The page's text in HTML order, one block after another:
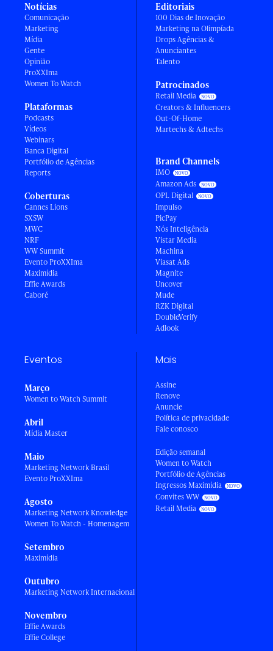
Notícias
Comunicação
Marketing
Mídia
Gente
Opinião
ProXXIma
Women To Watch
Plataformas
Podcasts
Vídeos
Webinars
Banca Digital
Portfólio de Agências
Reports
Coberturas
Cannes Lions
SXSW
MWC
NRF
WW Summit
Evento ProXXIma
Maximídia
Effie Awards
Caboré
Editoriais
100 Dias de Inovação
Marketing na Olimpíada
Drops Agências &
Anunciantes
Talento
Patrocinados
Retail Media
Creators & Influencers
Out-Of-Home
Martechs & Adtechs
Brand Channels
IMO
Amazon Ads
OPL Digital
Impulso
PicPay
Nós Inteligência
Vistar Media
Machina
Viasat Ads
Magnite
Uncover
Mude
RZK Digital
DoubleVerify
Adlook
Eventos
Março
Women to Watch Summit
Abril
Mídia Master
Maio
Marketing Network Brasil
Evento ProXXIma
Agosto
Marketing Network Knowledge
Women To Watch - Homenagem
Setembro
Maximídia
Outubro
Marketing Network Internacional
Novembro
Effie Awards
Effie College
Mais
Assine
Renove
Anuncie
Política de privacidade
Fale conosco
Edição semanal
Women to Watch
Portfólio de Agências
Ingressos Maximídia
Convites WW
Retail Media